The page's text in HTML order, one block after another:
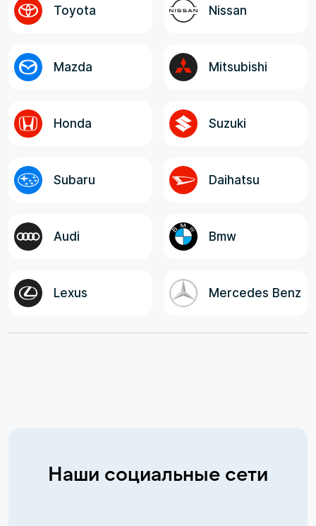
логистов и экспедитора. Все
ответственные лица, в целом, отзывчивые,
Toyota Nissan
Mazda Mitsubishi
Honda Suzuki
Subaru Daihatsu
Audi Bmw
Lexus Mercedes Benz
Наши социальные сети